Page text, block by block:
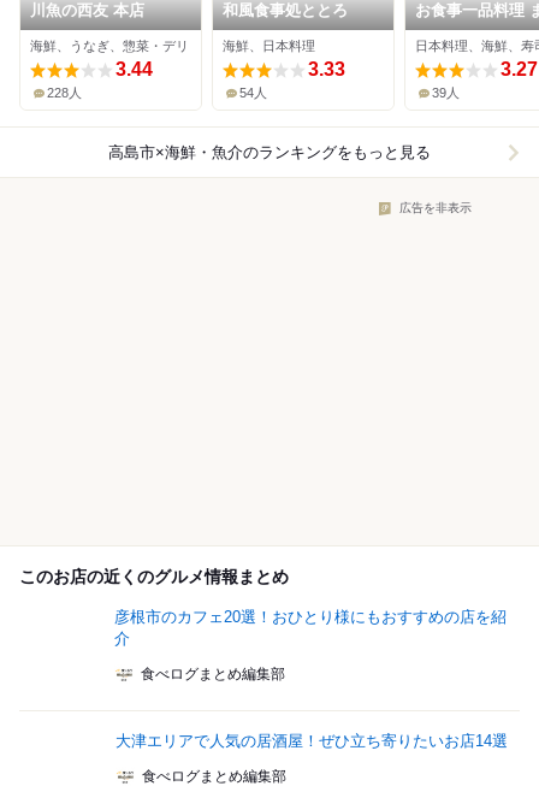
川魚の西友 本店
海鮮、うなぎ、惣菜・デリ
3.44
228人
和風食事処ととろ
海鮮、日本料理
3.33
54人
お食事一品料理
日本料理、海鮮、寿
3.27
39人
高島市×海鮮・魚介のランキングをもっと見る
広告を非表示
このお店の近くのグルメ情報まとめ
彦根市のカフェ20選！おひとり様にもおすすめの店を紹
介
食べログまとめ編集部
大津エリアで人気の居酒屋！ぜひ立ち寄りたいお店14選
食べログまとめ編集部